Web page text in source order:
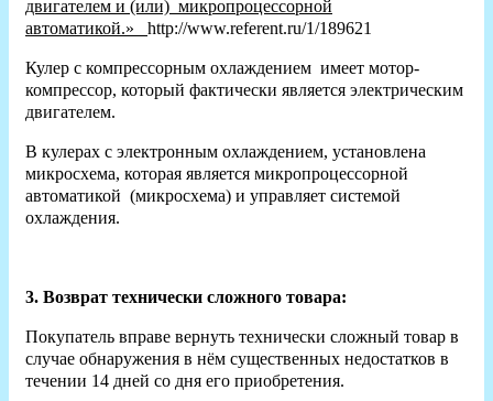
двигателем и (или) микропроцессорной
автоматикой.» http://www.referent.ru/1/189621
Кулер с компрессорным охлаждением имеет мотор-
компрессор, который фактически является электрическим
двигателем.
В кулерах с электронным охлаждением, установлена
микросхема, которая является микропроцессорной
автоматикой (микросхема) и управляет системой
охлаждения.
3. Возврат технически сложного товара:
Покупатель вправе вернуть технически сложный товар в
случае обнаружения в нём существенных недостатков в
течении 14 дней со дня его приобретения.